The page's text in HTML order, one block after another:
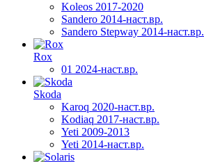
Koleos 2017-2020
Sandero 2014-наст.вр.
Sandero Stepway 2014-наст.вр.
Rox
01 2024-наст.вр.
Skoda
Karoq 2020-наст.вр.
Kodiaq 2017-наст.вр.
Yeti 2009-2013
Yeti 2014-наст.вр.